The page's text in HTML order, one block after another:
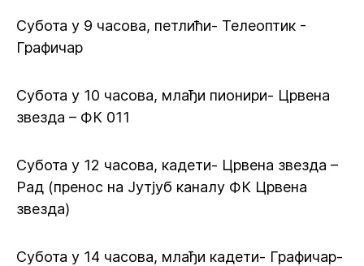
Субота у 9 часова, петлићи- Телеоптик -
Графичар
Субота у 10 часова, млађи пионири- Црвена
звезда – ФК 011
Субота у 12 часова, кадети- Црвена звезда –
Рад (пренос на Јутјуб каналу ФК Црвена
звезда)
Субота у 14 часова, млађи кадети- Графичар-